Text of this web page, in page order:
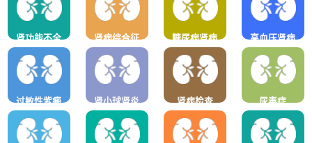
肾功能不全 肾病综合征 糖尿病肾病 高血压肾病
过敏性紫癜 肾小球肾炎 肾病检查 尿毒症